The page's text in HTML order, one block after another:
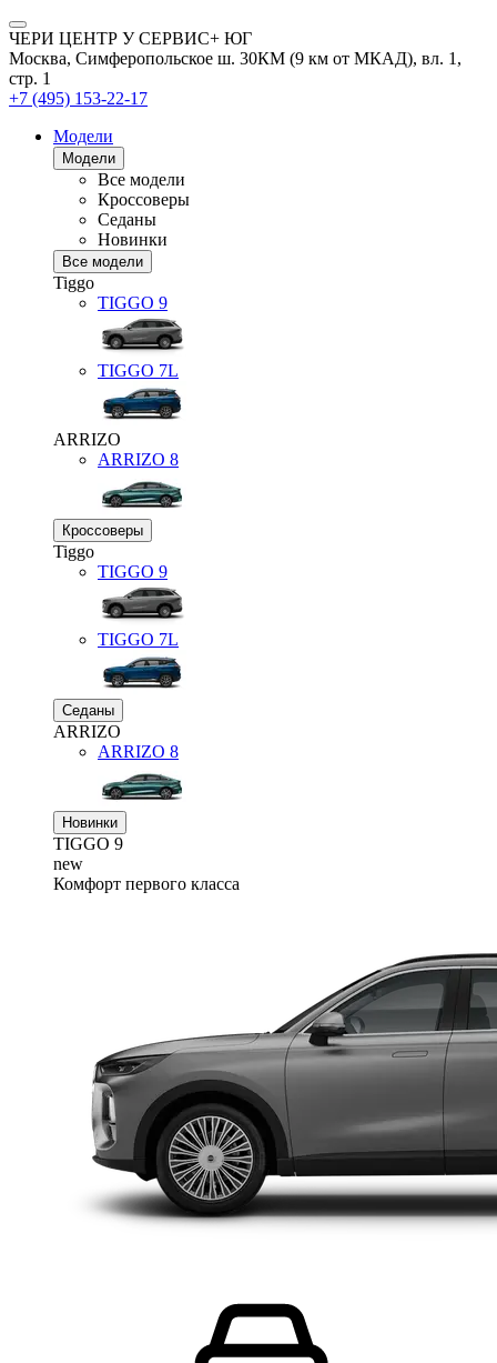
ЧЕРИ ЦЕНТР У СЕРВИС+ ЮГ
Москва, Симферопольское ш. 30КМ (9 км от МКАД), вл. 1,
стр. 1
+7 (495) 153-22-17
Модели
Модели
Все модели
Кроссоверы
Седаны
Новинки
Все модели
Tiggo
TIGGO 9
TIGGO 7L
ARRIZO
ARRIZO 8
Кроссоверы
Tiggo
TIGGO 9
TIGGO 7L
Седаны
ARRIZO
ARRIZO 8
Новинки
TIGGO 9
new
Комфорт первого класса